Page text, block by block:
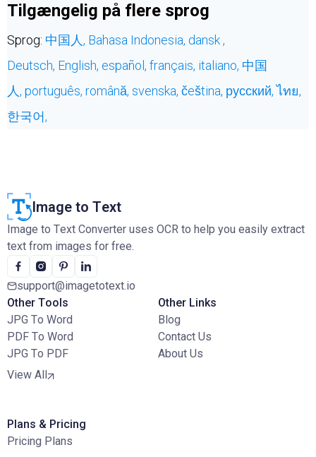
Tilgængelig på flere sprog
Sprog: 中国人, Bahasa Indonesia, dansk ,
Deutsch, English, español, français, italiano, 中国
人, português, română, svenska, čeština, русский,ไทย,
한국어,
Image to Text
Image to Text Converter uses OCR to help you easily extract
text from images for free.
support@imagetotext.io
Other Tools
JPG To Word
PDF To Word
JPG To PDF
View All
Other Links
Blog
Contact Us
About Us
Plans & Pricing
Pricing Plans